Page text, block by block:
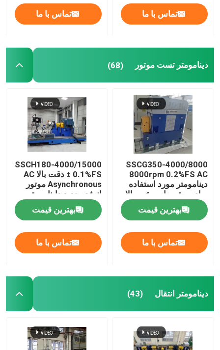
تماس با ما تماس با ما
دینامومتر تست موتور (68)
SSCG350-4000/8000
8000rpm 0.2%FS AC
دینامومتر مورد استفاده
برای موتور با سرعت بالا
از ماشین
بهترین قیمت
تماس با ما
SSCH180-4000/15000
± 0.1%FS دقت بالا AC
Asynchronous موتور
انرژی جدید داینامومتر
الکتریکی بنک آزمون
بهترین قیمت
تماس با ما
دینامومتر انتقال (43)